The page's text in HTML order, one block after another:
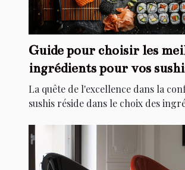
Guide pour choisir les
ingrédients pour vos
La quête de l'excellence dans la
sushis réside dans le choix des